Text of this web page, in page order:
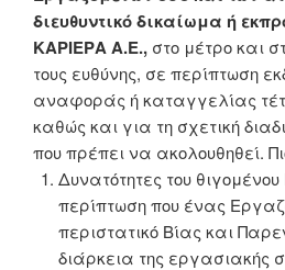
διευθυντικό δικαίωμα ή
KΑΡΙΕΡΑ Α.Ε., στο μέτρο και
τους ευθύνης, σε περίπτωση
αναφοράς ή καταγγελίας
καθώς και για τη σχετική
που πρέπει να ακολουθηθεί.
Δυνατότητες του
περίπτωση που ένας
περιστατικό Βίας και
διάρκεια της εργασιακής